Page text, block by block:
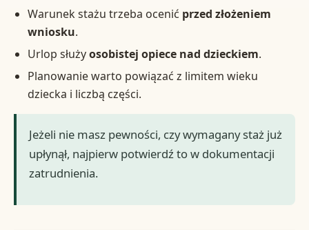
Warunek stażu trzeba ocenić przed złożeniem
wniosku.
Urlop służyosobistej opiece nad dzieckiem.
Planowanie warto powiązać z limitem wieku
dziecka i liczbą części.
Jeżeli nie masz pewności, czy wymagany staż już
upłynął, najpierw potwierdź to w dokumentacji
zatrudnienia.